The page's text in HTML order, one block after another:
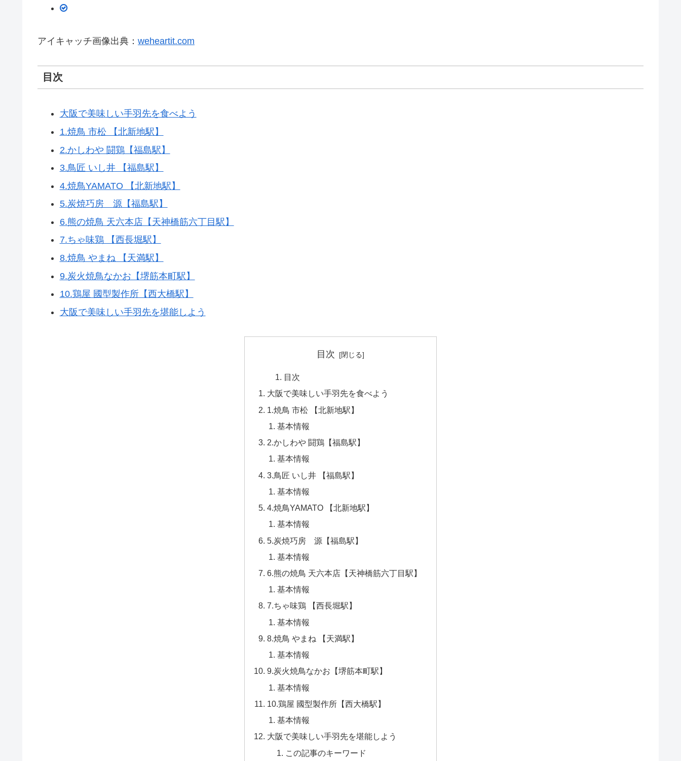
アイキャッチ画像出典： weheartit.com
目次
大阪で美味しい手羽先を食べよう
1.焼鳥 市松 【北新地駅】
2.かしわや 闘鶏【福島駅】
3.鳥匠 いし井 【福島駅】
4.焼鳥YAMATO 【北新地駅】
5.炭焼巧房 源【福島駅】
6.熊の焼鳥 天六本店【天神橋筋六丁目駅】
7.ちゃ味鶏 【西長堀駅】
8.焼鳥 やまね 【天満駅】
9.炭火焼鳥なかお【堺筋本町駅】
10.鶏屋 國型製作所【西大橋駅】
大阪で美味しい手羽先を堪能しよう
目次
目次
大阪で美味しい手羽先を食べよう
1.焼鳥 市松 【北新地駅】
基本情報
2.かしわや 闘鶏【福島駅】
基本情報
3.鳥匠 いし井 【福島駅】
基本情報
4.焼鳥YAMATO 【北新地駅】
基本情報
5.炭焼巧房 源【福島駅】
基本情報
6.熊の焼鳥 天六本店【天神橋筋六丁目駅】
基本情報
7.ちゃ味鶏 【西長堀駅】
基本情報
8.焼鳥 やまね 【天満駅】
基本情報
9.炭火焼鳥なかお【堺筋本町駅】
基本情報
10.鶏屋 國型製作所【西大橋駅】
基本情報
大阪で美味しい手羽先を堪能しよう
この記事のキーワード